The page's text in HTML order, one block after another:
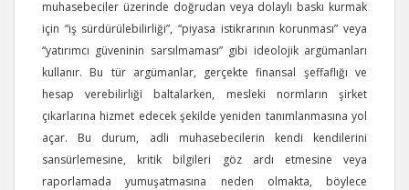
muhasebeciler üzerinde doğrudan veya dolaylı baskı kurmak
için “iş sürdürülebilirliği”, “piyasa istikrarının korunması” veya
“yatırımcı güveninin sarsılmaması” gibi ideolojik argümanları
kullanır. Bu tür argümanlar, gerçekte finansal şeffaflığı ve
hesap verebilirliği baltalarken, mesleki normların şirket
çıkarlarına hizmet edecek şekilde yeniden tanımlanmasına yol
açar. Bu durum, adli muhasebecilerin kendi kendilerini
sansürlemesine, kritik bilgileri göz ardı etmesine veya
raporlamada yumuşatmasına neden olmakta, böylece